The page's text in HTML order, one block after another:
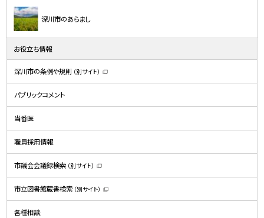
深川市のあらまし
お役立ち情報
深川市の条例や規則 （別サイト）
新
ン
で
す
）
パブリックコメント
当番医
職員採用情報
市議会会議録検索 （別サイト）
新
規
ウ
ン
市立図書館蔵書検索 （別サイト）
新
各種相談